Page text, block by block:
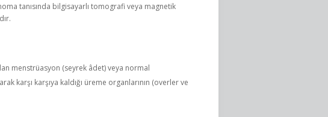
tanısında bilgisayarlı tomografi veya magnetik
menstrüasyon (seyrek âdet) veya normal
karşı karşıya kaldığı üreme organlarının (overler ve